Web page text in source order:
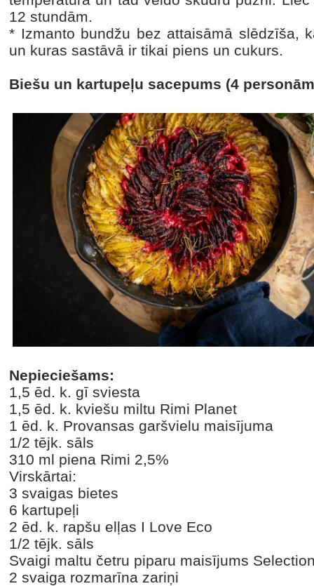
12 stundām.
* Izmanto bundžu bez attaisāmā slēdzīša,
un kuras sastāvā ir tikai piens un cukurs.
Biešu un kartupeļu sacepums (4
Nepieciešams:
1,5 ēd. k. gī sviesta
1,5 ēd. k. kviešu miltu Rimi Planet
1 ēd. k. Provansas garšvielu maisījuma
1/2 tējk. sāls
310 ml piena Rimi 2,5%
Virskārtai:
3 svaigas bietes
6 kartupeļi
2 ēd. k. rapšu elļas I Love Eco
1/2 tējk. sāls
Svaigi maltu četru piparu maisījums
2 svaiga rozmarīna zariņi